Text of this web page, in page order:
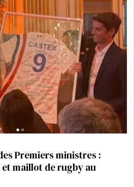
Premiers ministres :
maillot de rugby au